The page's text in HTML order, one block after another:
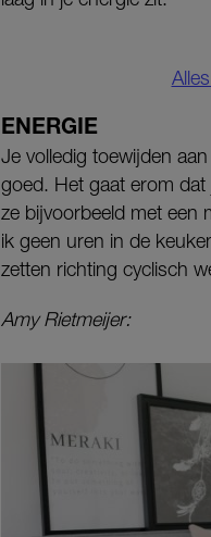
ENERGIE
Je volledig toewijden
goed. Het gaat erom
ze bijvoorbeeld met een
ik geen uren in de
zetten richting cyclisch
Amy Rietmeijer: